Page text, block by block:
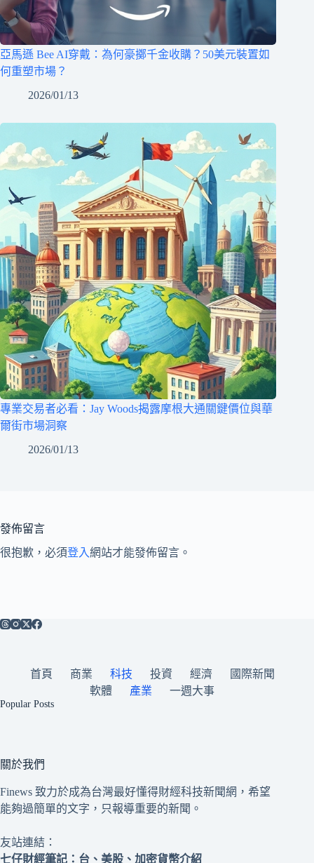
亞馬遜 Bee AI穿戴：為何豪擲千金收購？50美元裝置如
何重塑市場？
2026/01/13
專業交易者必看：Jay Woods揭露摩根大通關鍵價位與華
爾街市場洞察
2026/01/13
發佈留言
很抱歉，必須登入網站才能發佈留言。
首頁 商業 科技 投資 經濟
國際新聞
軟體
產業 一週大事
Popular Posts
關於我們
Finews 致力於成為台灣最好懂得財經科技新聞網，希望
能夠過簡單的文字，只報導重要的新聞。
友站連結：
七仔財經筆記 ：台、美股、加密貨幣介紹